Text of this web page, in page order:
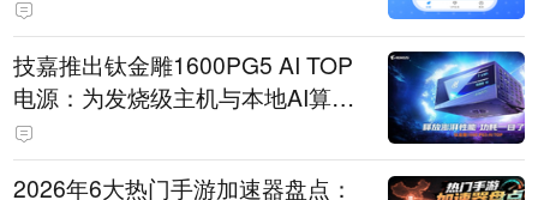
技嘉推出钛金雕1600PG5 AI TOP
电源：为发烧级主机与本地AI算力
打造旗舰供电方案
2026年6大热门手游加速器盘点：